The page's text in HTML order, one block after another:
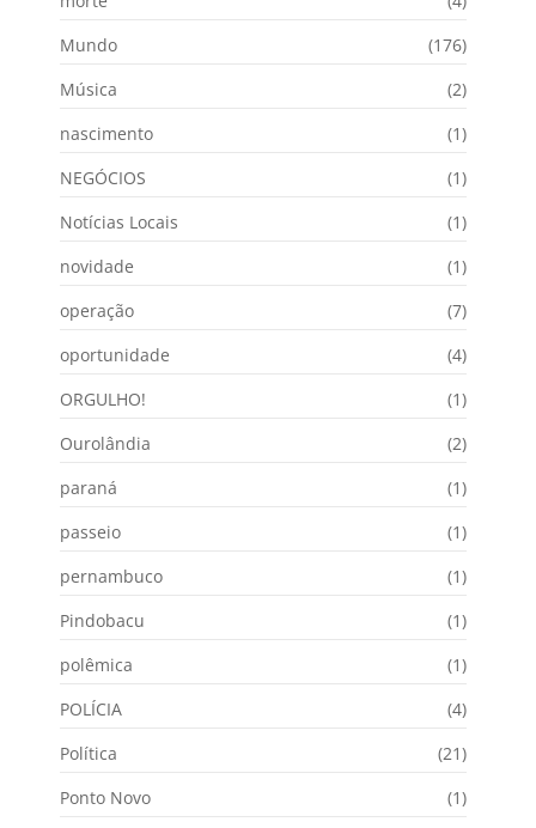
Mundo
(176)
Música
(2)
nascimento
(1)
NEGÓCIOS
(1)
Notícias Locais
(1)
novidade
(1)
operação
(7)
oportunidade
(4)
ORGULHO!
(1)
Ourolândia
(2)
paraná
(1)
passeio
(1)
pernambuco
(1)
Pindobacu
(1)
polêmica
(1)
POLÍCIA
(4)
Política
(21)
Ponto Novo
(1)